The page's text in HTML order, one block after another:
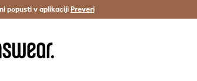
Prihrani z vpisom v Answear Club >
popusti v aplikaciji Preveri